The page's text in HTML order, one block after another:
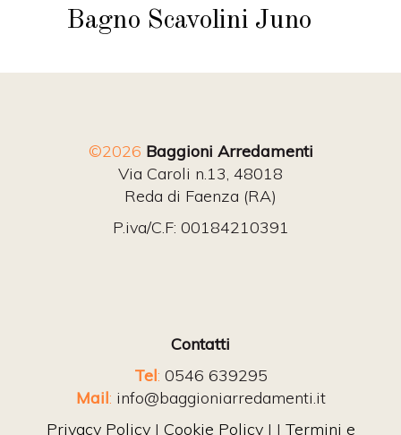
Bagno Scavolini Juno
©2026 Baggioni Arredamenti
Via Caroli n.13, 48018
Reda di Faenza (RA)
P.iva/C.F: 00184210391
Contatti
Tel: 0546 639295
Mail: info@baggioniarredamenti.it
Privacy Policy| Cookie Policy| | Termini e